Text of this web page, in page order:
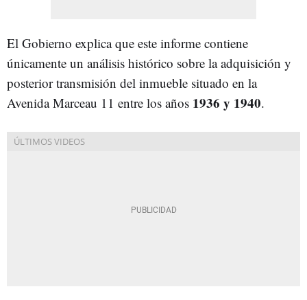
El Gobierno explica que este informe contiene
únicamente un análisis histórico sobre la adquisición y
posterior transmisión del inmueble situado en la
Avenida Marceau 11 entre los años 1936 y 1940.